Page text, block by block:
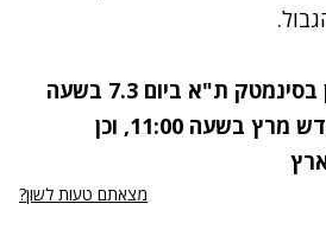
הסרט "סגורות" יוקרן בסינמטק ת"א ביום 7.3 בשעה
14:00 ומדי שבת בחודש מרץ בשעה 11:00, וכן
מצאתם טעות לשון?